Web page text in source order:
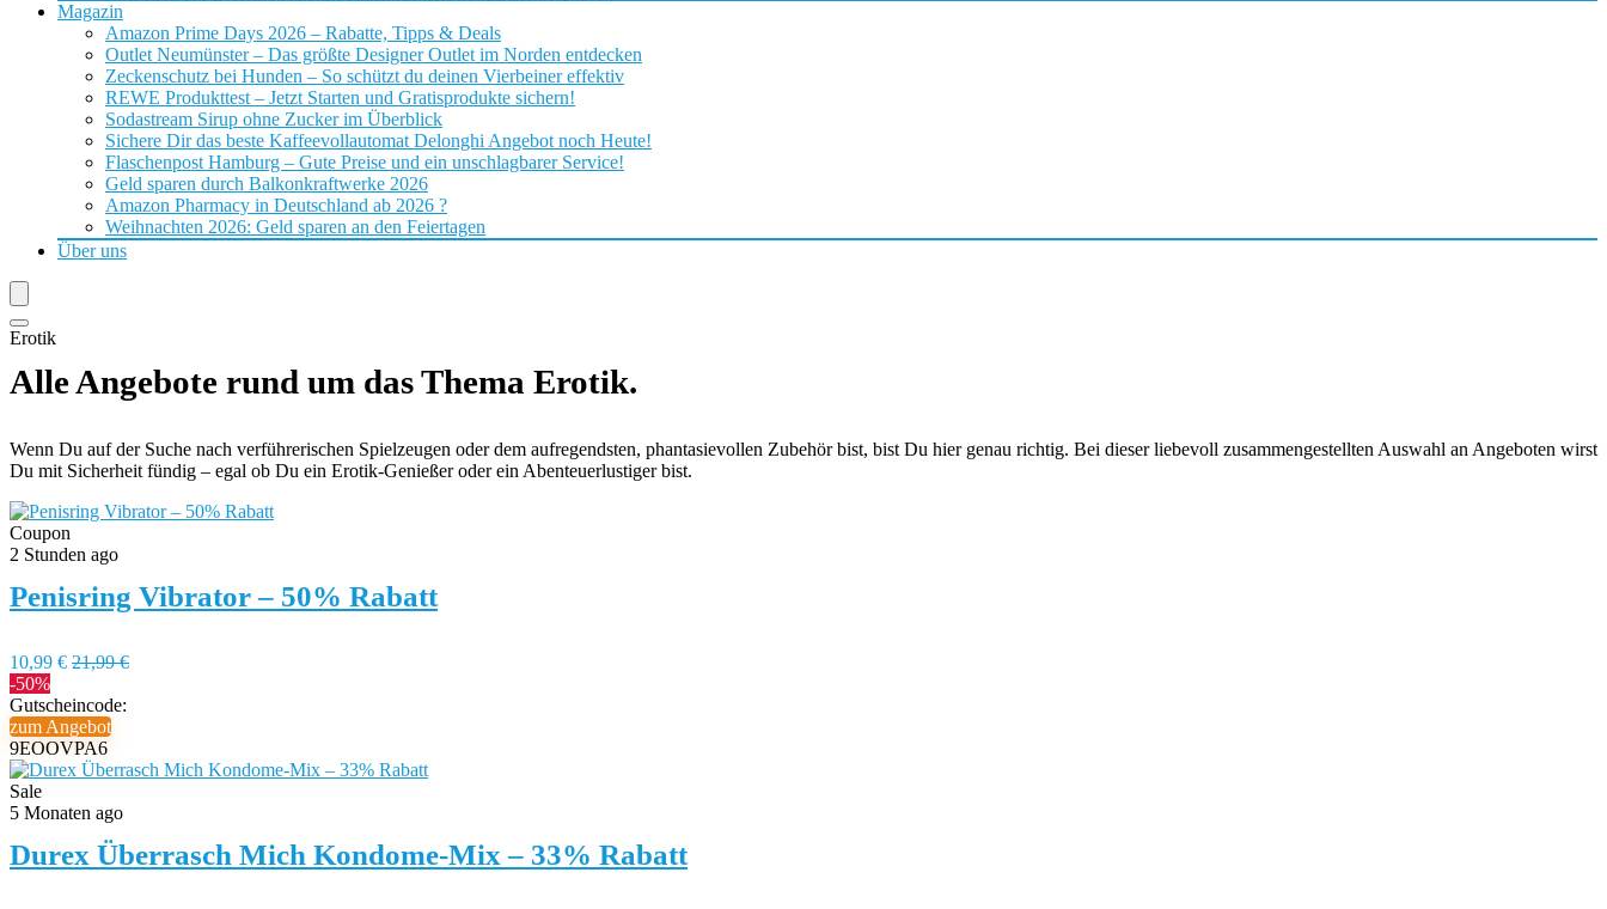
Magazin
Amazon Prime Days 2026 – Rabatte, Tipps & Deals
Outlet Neumünster – Das größte Designer Outlet im Norden entdecken
Zeckenschutz bei Hunden – So schützt du deinen Vierbeiner effektiv
REWE Produkttest – Jetzt Starten und Gratisprodukte sichern!
Sodastream Sirup ohne Zucker im Überblick
Sichere Dir das beste Kaffeevollautomat Delonghi Angebot noch Heute!
Flaschenpost Hamburg – Gute Preise und ein unschlagbarer Service!
Geld sparen durch Balkonkraftwerke 2026
Amazon Pharmacy in Deutschland ab 2026 ?
Weihnachten 2026: Geld sparen an den Feiertagen
Über uns
Erotik
Alle Angebote rund um das Thema Erotik.
Wenn Du auf der Suche nach verführerischen Spielzeugen oder dem aufregendsten, phantasievollen Zubehör bist, bist Du hier genau richtig. Bei dieser liebevoll zusammengestellten Auswahl an Angeboten wirst
Du mit Sicherheit fündig – egal ob Du ein Erotik-Genießer oder ein Abenteuerlustiger bist.
Coupon
2 Stunden ago
Penisring Vibrator – 50% Rabatt
10,99 € 21,99 €
-50%
Gutscheincode:
zum Angebot
9EOOVPA6
Sale
5 Monaten ago
Durex Überrasch Mich Kondome-Mix – 33% Rabatt